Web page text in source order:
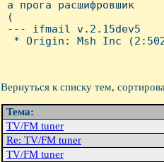
а прога расшифровшик
(
--- ifmail v.2.15dev5
* Origin: Msh Inc
Вернуться к списку тем,
Тема:
TV/FM tuner
Re: TV/FM tuner
TV/FM tuner